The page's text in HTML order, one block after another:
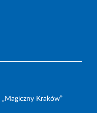
Kraków”